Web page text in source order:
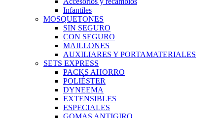
Infantiles
MOSQUETONES
SIN SEGURO
CON SEGURO
MAILLONES
AUXILIARES Y PORTAMATERIALES
SETS EXPRESS
PACKS AHORRO
POLIÉSTER
DYNEEMA
EXTENSIBLES
ESPECIALES
GOMAS ANTIGIRO